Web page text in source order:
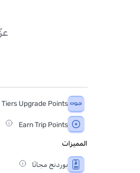
Tiers Upgrade Points
Earn Trip Points
المميزات
بوردنج مجانًا